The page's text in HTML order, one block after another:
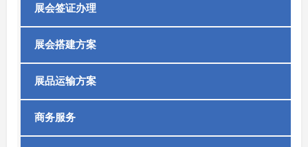
展会签证办理
展会搭建方案
展品运输方案
商务服务